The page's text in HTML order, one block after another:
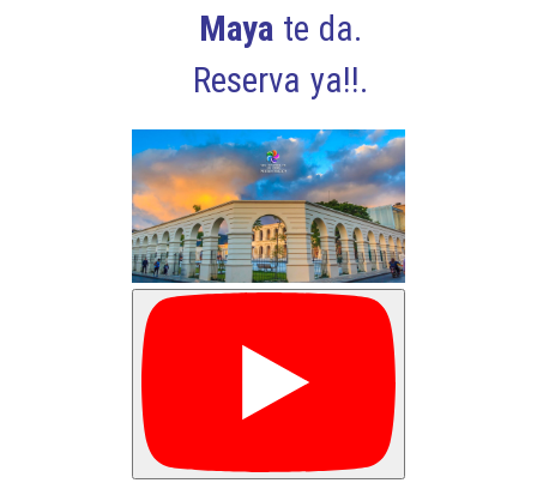
Maya te da.
Reserva ya!!.